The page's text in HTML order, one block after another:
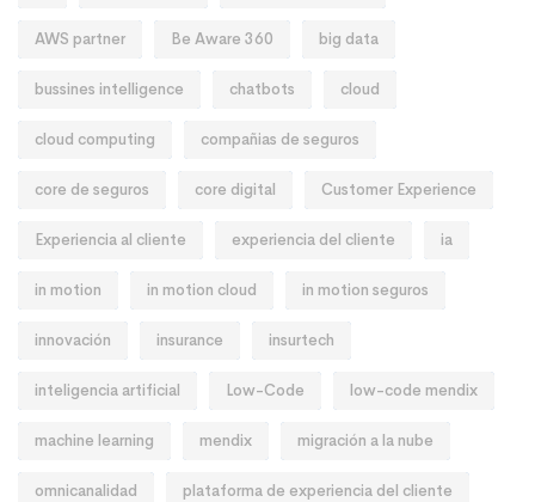
AWS partner Be Aware 360 big data
bussines intelligence chatbots cloud
cloud computing compañias de seguros
core de seguros core digital Customer Experience
Experiencia al cliente experiencia del cliente ia
in motion in motion cloud in motion seguros
innovación insurance insurtech
inteligencia artificial Low-Code low-code mendix
machine learning mendix migración a la nube
omnicanalidad plataforma de experiencia del cliente